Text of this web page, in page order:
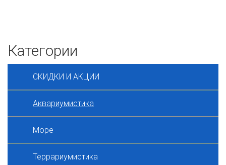
Категории
СКИДКИ И АКЦИИ
Аквариумистика
Море
Террариумистика